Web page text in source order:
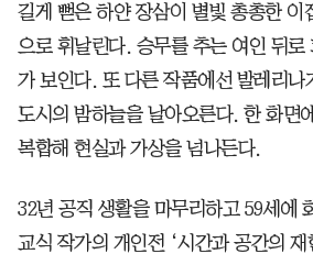
길게 뻗은 하얀 장삼이 별빛 총총한 이
으로 휘날린다. 승무를 추는 여인 뒤로
가 보인다. 또 다른 작품에선 발레리나
도시의 밤하늘을 날아오른다. 한 화면
복합해 현실과 가상을 넘나든다.
32년 공직 생활을 마무리하고 59세에
교식 작가의 개인전 ‘시간과 공간의 재